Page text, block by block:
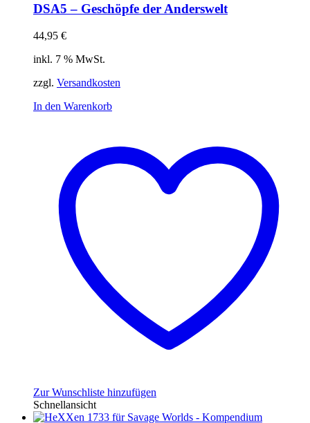
DSA5 – Geschöpfe der Anderswelt
44,95 €
inkl. 7 % MwSt.
zzgl. Versandkosten
In den Warenkorb
Zur Wunschliste hinzufügen
Schnellansicht